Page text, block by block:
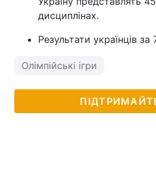
дисциплінах.
Результати українців за
Олімпійські ігри